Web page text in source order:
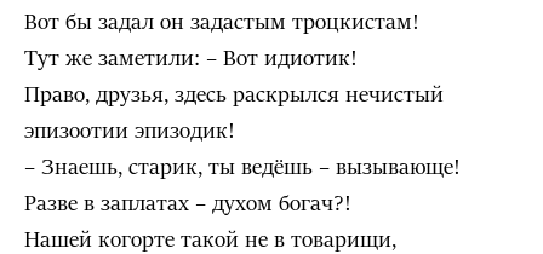
Вот бы задал он задастым троцкистам!
Тут же заметили: – Вот идиотик!
Право, друзья, здесь раскрылся нечистый
эпизоотии эпизодик!
– Знаешь, старик, ты ведёшь – вызывающе!
Разве в заплатах – духом богач?!
Нашей когорте такой не в товарищи,